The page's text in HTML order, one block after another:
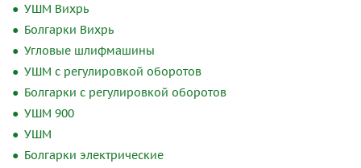
УШМ Вихрь
Болгарки Вихрь
Угловые шлифмашины
УШМ с регулировкой оборотов
Болгарки с регулировкой оборотов
УШМ 900
УШМ
Болгарки электрические